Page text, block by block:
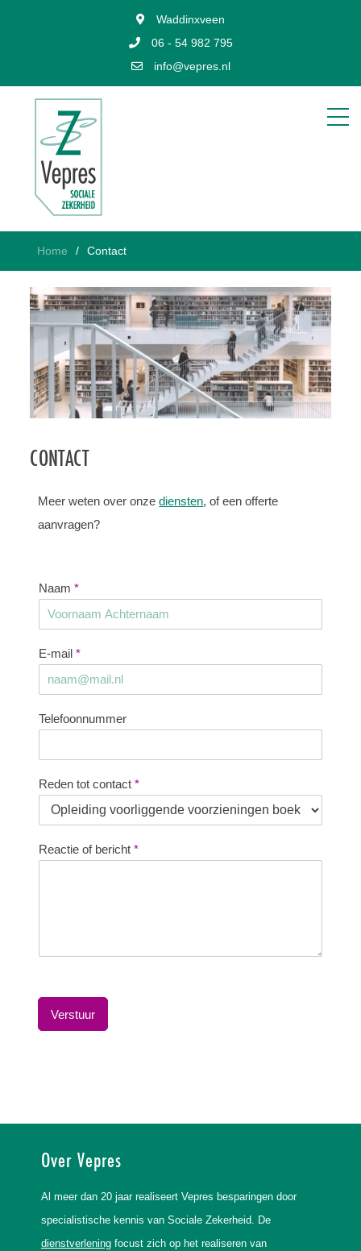
Waddinxveen
06 - 54 982 795
info@vepres.nl
Home Contact
CONTACT
Meer weten over onzediensten, of een offerte
aanvragen?
Naam*
E-mail*
Telefoonnummer
Reden tot contact*
Reactie of bericht*
Verstuur
Over Vepres
Al meer dan 20 jaar realiseert Vepres besparingen door
specialistische kennis van Sociale Zekerheid. De
dienstverleningfocust zich op het realiseren van